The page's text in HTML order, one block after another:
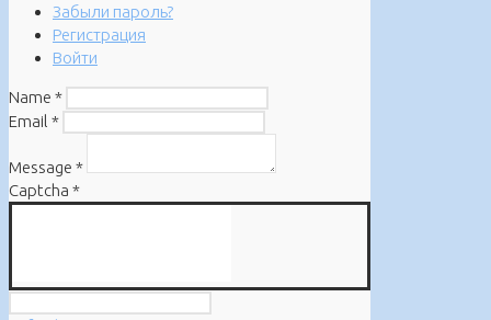
Забыли пароль?
Регистрация
Войти
Name *
Email *
Message *
Captcha *